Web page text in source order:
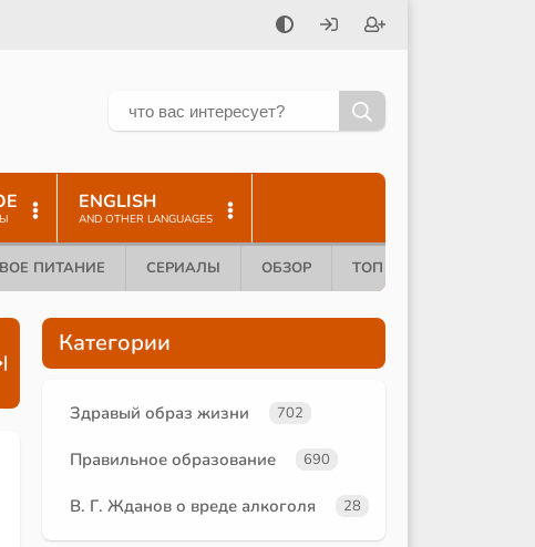
ENGLISH
AND OTHER LANGUAGES
ПИТАНИЕ СЕРИАЛЫ ОБЗОР ТОП 10
Категории
Здравый образ жизни 702
Правильное образование 690
В. Г. Жданов о вреде алкоголя 28